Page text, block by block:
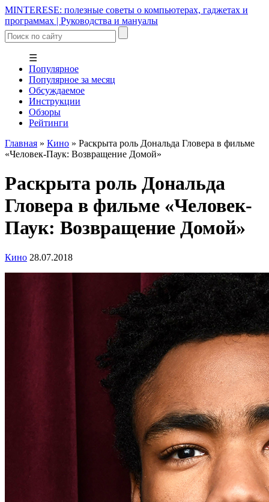
MINTERESE: полезные советы о компьютерах, гаджетах и
программах | Руководства и мануалы
☰
Популярное
Популярное за месяц
Обсуждаемое
Инструкции
Обзоры
Рейтинги
Главная » Кино » Раскрыта роль Дональда Гловера в фильме
«Человек-Паук: Возвращение Домой»
Раскрыта роль Дональда
Гловера в фильме «Человек-
Паук: Возвращение Домой»
Кино 28.07.2018